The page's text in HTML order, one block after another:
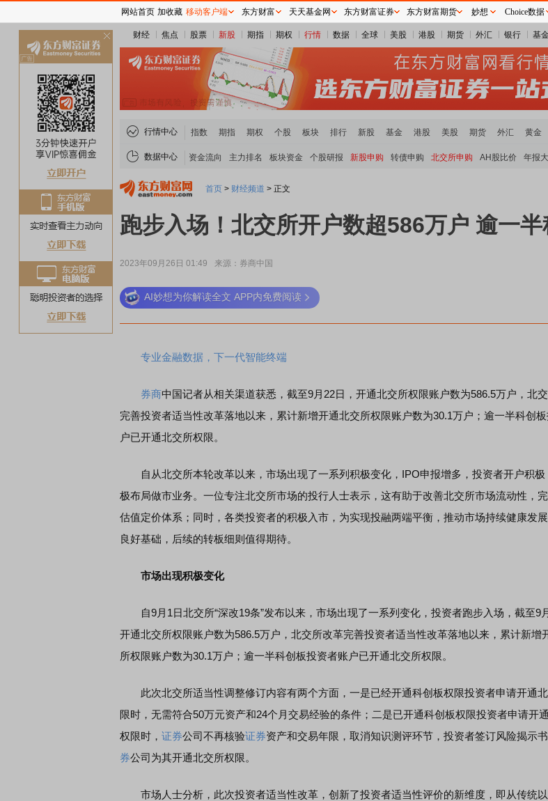
财经 焦点 股票 新股 期指 期权 行情 数据 全球 美股 港股 期货 外汇 银行 基
行情中心 指数 期指 期权 个股 板块 排行 新股 基金 港股 美股 期货 外汇 黄金
数据中心 资金流向 主力排名 板块资金 个股研报 新股申购 转债申购 北交所申购 AH股比价 年报
首页 > 财经频道 > 正文
跑步入场！北交所开户数超586万户 逾一
2023年09月26日 01:49 来源：券商中国
AI妙想为你解读全文 APP内免费阅读
专业金融数据，下一代智能终端
券商中国记者从相关渠道获悉，截至9月22日，开通北交所权限账户数为586.5万户，北
完善投资者适当性改革落地以来，累计新增开通北交所权限账户数为30.1万户；逾一半科创
户已开通北交所权限。
自从北交所本轮改革以来，市场出现了一系列积极变化，IPO申报增多，投资者开户积极
极布局做市业务。一位专注北交所市场的投行人士表示，这有助于改善北交所市场流动性，
估值定价体系；同时，各类投资者的积极入市，为实现投融两端平衡，推动市场持续健康发
良好基础，后续的转板细则值得期待。
市场出现积极变化
自9月1日北交所“深改19条”发布以来，市场出现了一系列变化，投资者跑步入场，截至9
开通北交所权限账户数为586.5万户，北交所改革完善投资者适当性改革落地以来，累计新增
所权限账户数为30.1万户；逾一半科创板投资者账户已开通北交所权限。
此次北交所适当性调整修订内容有两个方面，一是已经开通科创板权限投资者申请开通
限时，无需符合50万元资产和24个月交易经验的条件；二是已开通科创板权限投资者申请开
权限时， 证券公司不再核验证券资产和交易年限，取消知识测评环节，投资者签订风险揭示书
券公司为其开通北交所权限。
市场人士分析，此次投资者适当性改革，创新了投资者适当性评价的新维度，即从传统
稀土板块领涨
网站首页 加收藏 移动客户端 东方财富 天天基金网 东方财富证券 东方财富期货 妙想 Choice数据
关